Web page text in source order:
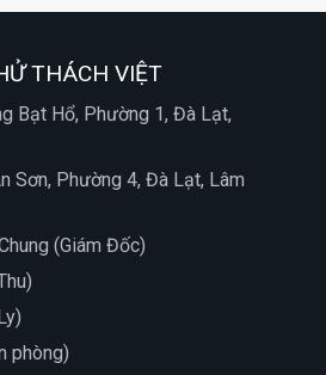
THÁCH VIỆT
Bạt Hổ, Phường 1, Đà Lạt,
Sơn, Phường 4, Đà Lạt, Lâm
(Giám Đốc)
phòng)